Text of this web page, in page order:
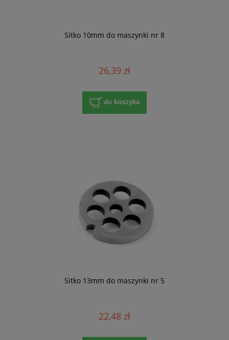
Sitko 10mm do maszynki nr 8
26,39 zł
do koszyka
Sitko 13mm do maszynki nr 5
22,48 zł